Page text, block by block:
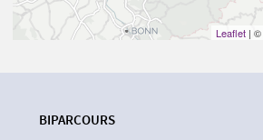
Leaflet | ©
BIPARCOURS